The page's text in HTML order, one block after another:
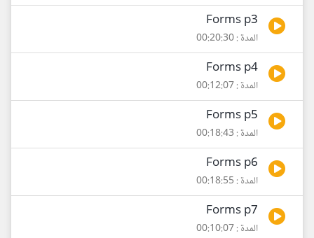
Forms p3
المدة : 00:20:30
Forms p4
المدة : 00:12:07
Forms p5
المدة : 00:18:43
Forms p6
المدة : 00:18:55
Forms p7
المدة : 00:10:07